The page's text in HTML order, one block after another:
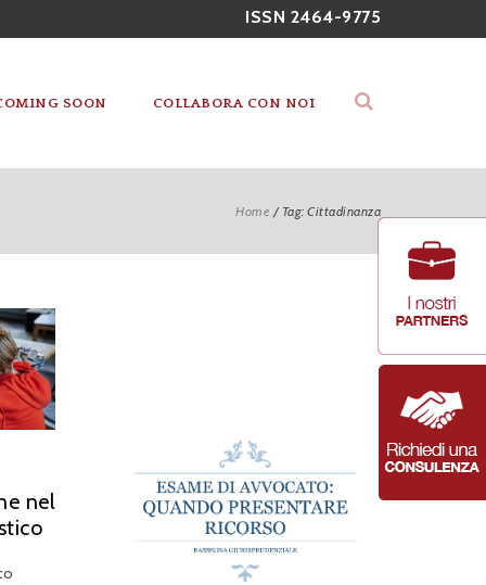
ISSN 2464-9775
SOON COLLABORA CON NOI
Home / Tag: Cittadinanza
nel